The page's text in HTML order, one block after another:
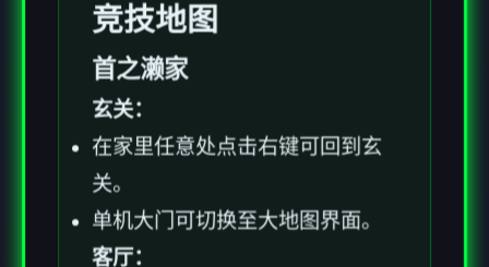
竞技地图
首之濑家
玄关：
在家里任意处点击右键可回到玄
关。
单机大门可切换至大地图界面。
客厅：